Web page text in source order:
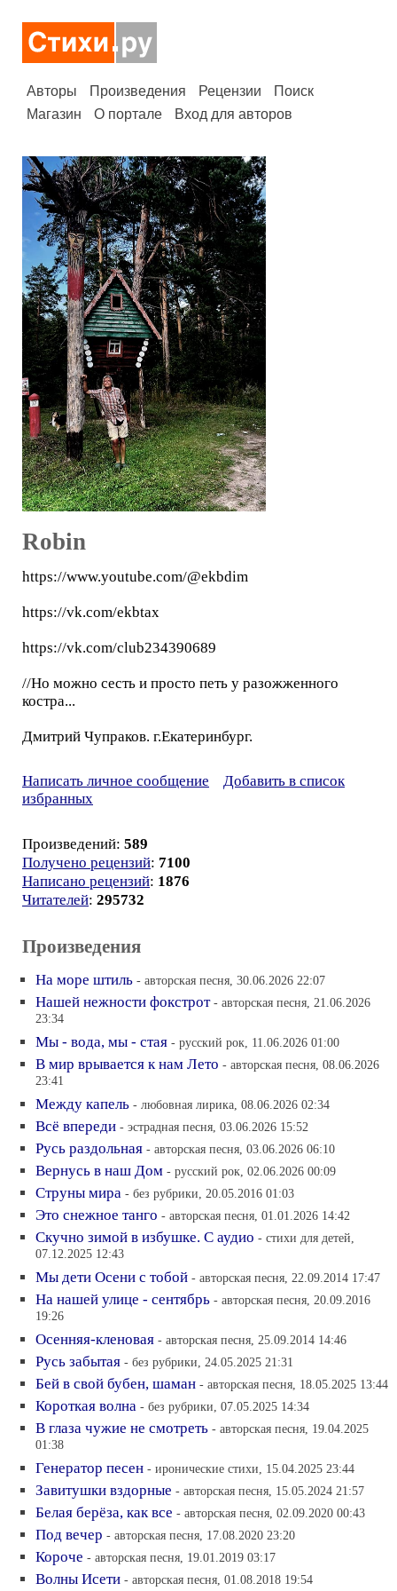
Авторы Произведения Рецензии
Поиск
Магазин
О портале Вход для авторов
Robin
https://www.youtube.com/@ekbdim
https://vk.com/ekbtax
https://vk.com/club234390689
//Но можно сесть и просто петь у разожженного
костра...
Дмитрий Чупраков. г.Екатеринбург.
Написать личное сообщение
Добавить в список
избранных
Произведений: 589
Получено рецензий: 7100
Написано рецензий: 1876
Читателей: 295732
Произведения
На море штиль - авторская песня, 30.06.2026 22:07
Нашей нежности фокстрот - авторская песня, 21.06.2026
23:34
Мы - вода, мы - стая - русский рок, 11.06.2026 01:00
В мир врывается к нам Лето - авторская песня, 08.06.2026
23:41
Между капель - любовная лирика, 08.06.2026 02:34
Всё впереди - эстрадная песня, 03.06.2026 15:52
Русь раздольная - авторская песня, 03.06.2026 06:10
Вернусь в наш Дом - русский рок, 02.06.2026 00:09
Струны мира - без рубрики, 20.05.2016 01:03
Это снежное танго - авторская песня, 01.01.2026 14:42
Скучно зимой в избушке. С аудио - стихи для детей,
07.12.2025 12:43
Мы дети Осени с тобой - авторская песня, 22.09.2014 17:47
На нашей улице - сентябрь - авторская песня, 20.09.2016
19:26
Осенняя-кленовая - авторская песня, 25.09.2014 14:46
Русь забытая - без рубрики, 24.05.2025 21:31
Бей в свой бубен, шаман - авторская песня, 18.05.2025 13:44
Короткая волна - без рубрики, 07.05.2025 14:34
В глаза чужие не смотреть - авторская песня, 19.04.2025
01:38
Генератор песен - иронические стихи, 15.04.2025 23:44
Завитушки вздорные - авторская песня, 15.05.2024 21:57
Белая берёза, как все - авторская песня, 02.09.2020 00:43
Под вечер - авторская песня, 17.08.2020 23:20
Короче - авторская песня, 19.01.2019 03:17
Волны Исети - авторская песня, 01.08.2018 19:54